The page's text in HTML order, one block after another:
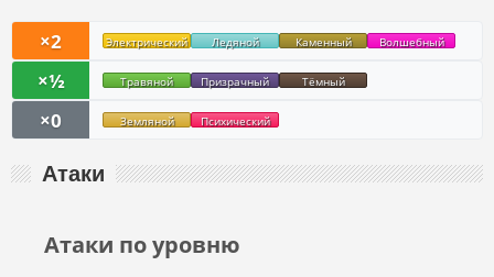
×2 Электрический Ледяной Каменный Волшебный
×½ Травяной Призрачный Тёмный
×0 Земляной Психический
Атаки
Атаки по уровню